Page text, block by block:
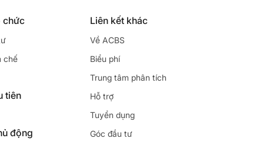
chức
chế
tiên
động
Liên kết khác
Về ACBS
Biểu phí
Trung tâm phân tích
Hỗ trợ
Tuyển dụng
Góc đầu tư